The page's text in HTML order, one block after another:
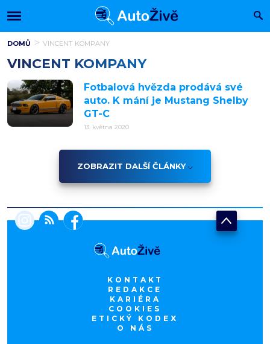
DOMŮ VINCENT KOMPANY
VINCENT KOMPANY
Fotbalová hvězda prodává své
auto. K mání je Mustang Shelby
GT-C
13. května 2020
ZOBRAZIT DALŠÍ ČLÁNKY
KONTAKT
REDAKCE
KARIÉRA
COOKIES
ETICKÝ KODEX
O NÁS